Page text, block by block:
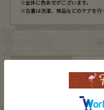
※全体に色あせがございます。
※古着は洗濯、検品などのケアを行